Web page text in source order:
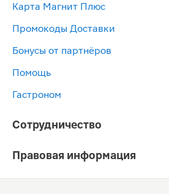
Карта Магнит Плюс
Промокоды Доставки
Бонусы от партнёров
Помощь
Гастроном
Сотрудничество
Правовая информация